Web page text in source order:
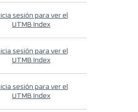
sesión para ver el
UTMB Index
sesión para ver el
UTMB Index
sesión para ver el
UTMB Index